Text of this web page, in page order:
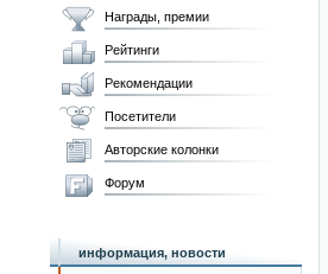
Награды, премии
Рейтинги
Рекомендации
Посетители
Авторские колонки
Форум
информация, новости